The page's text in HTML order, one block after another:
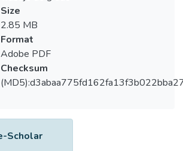
Size
2.85 MB
Format
Adobe PDF
Checksum
Scholar